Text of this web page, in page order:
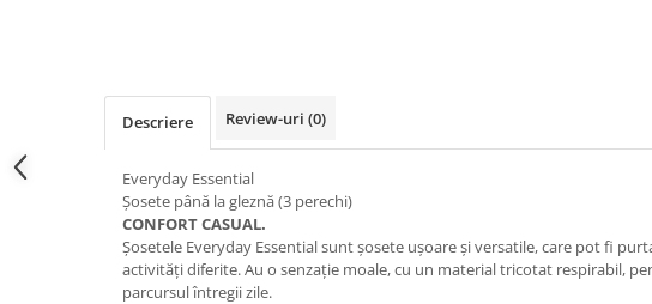
Descriere Review-uri (0)
Everyday Essential
Șosete până la gleznă (3 perechi)
CONFORT CASUAL.
Șosetele Everyday Essential sunt șosete ușoare și versatile, care pot fi
activități diferite. Au o senzație moale, cu un material tricotat respirabil,
parcursul întregii zile.